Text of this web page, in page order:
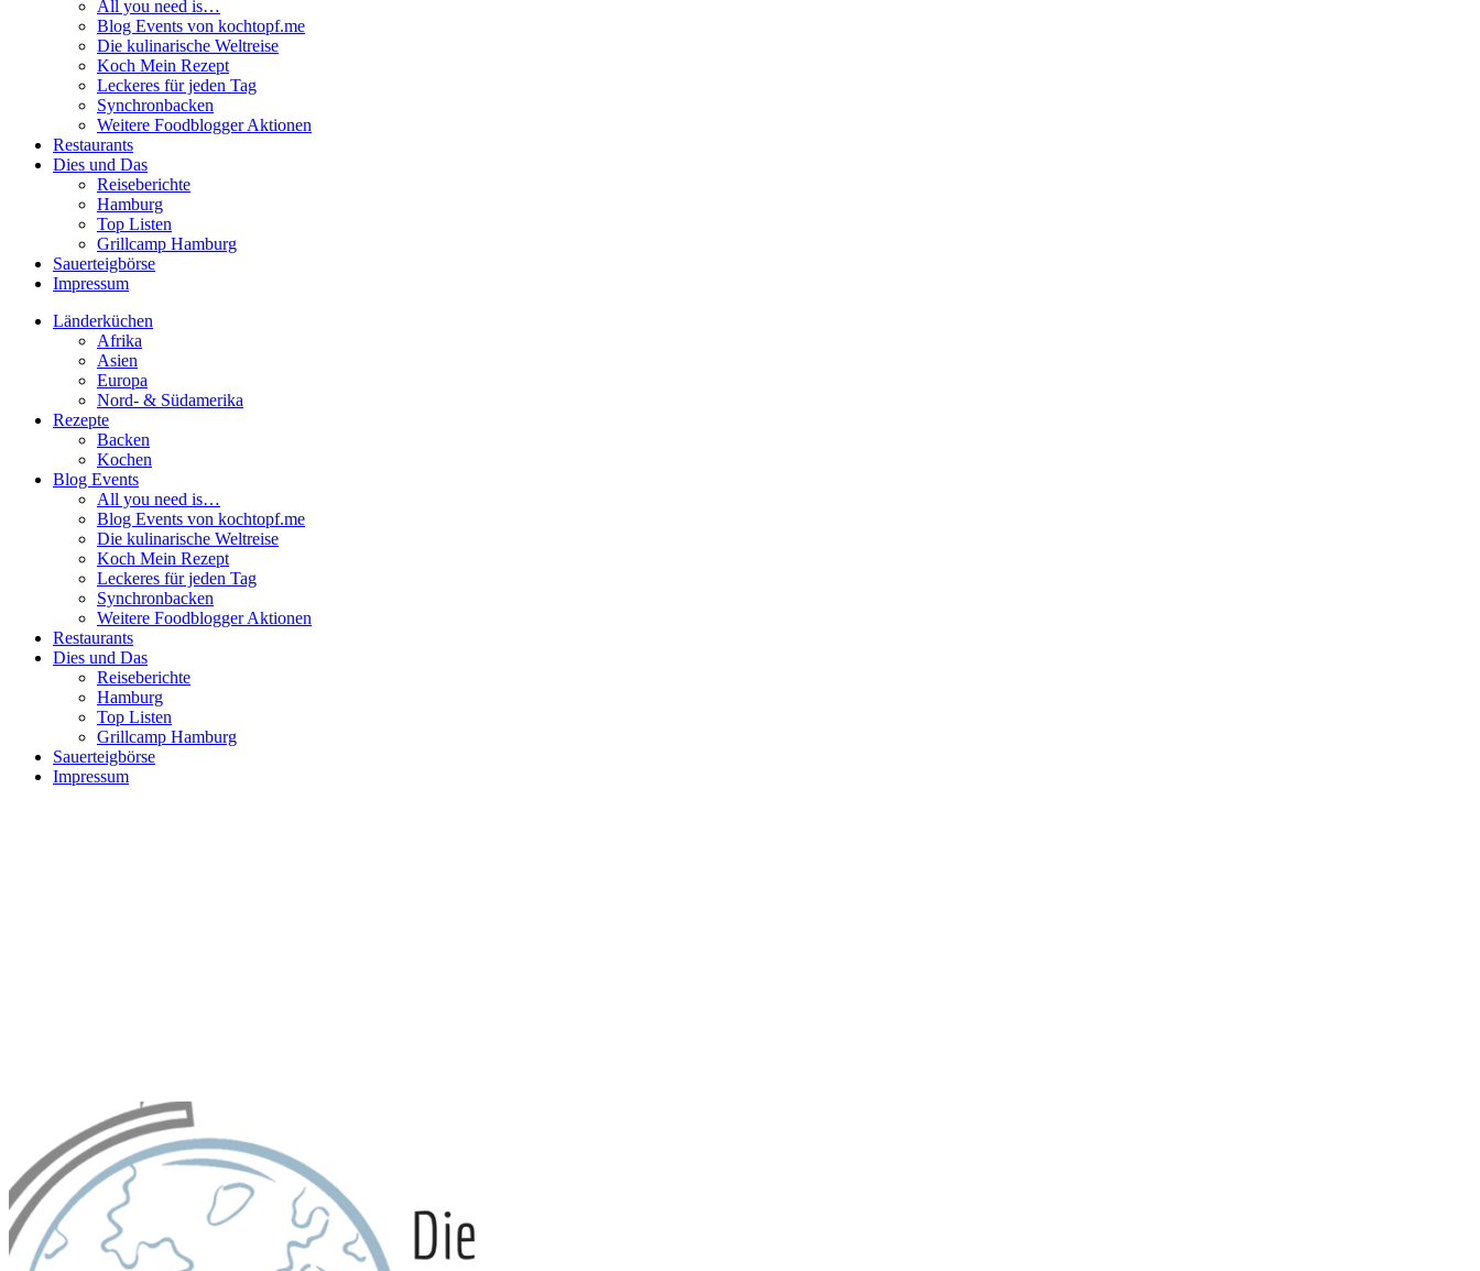
All you need is…
Blog Events von kochtopf.me
Die kulinarische Weltreise
Koch Mein Rezept
Leckeres für jeden Tag
Synchronbacken
Weitere Foodblogger Aktionen
Restaurants
Dies und Das
Reiseberichte
Hamburg
Top Listen
Grillcamp Hamburg
Sauerteigbörse
Impressum
Länderküchen
Afrika
Asien
Europa
Nord- & Südamerika
Rezepte
Backen
Kochen
Blog Events
All you need is…
Blog Events von kochtopf.me
Die kulinarische Weltreise
Koch Mein Rezept
Leckeres für jeden Tag
Synchronbacken
Weitere Foodblogger Aktionen
Restaurants
Dies und Das
Reiseberichte
Hamburg
Top Listen
Grillcamp Hamburg
Sauerteigbörse
Impressum